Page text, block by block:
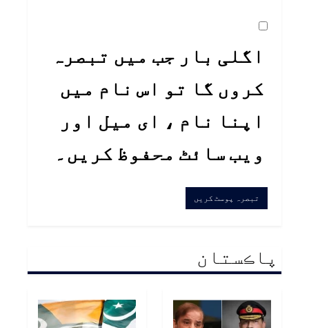
اگلی بار جب میں تبصرہ
کروں گا تو اس نام میں
اپنا نام ، ای میل اور
ویب سائٹ محفوظ کریں۔
پاڪستان